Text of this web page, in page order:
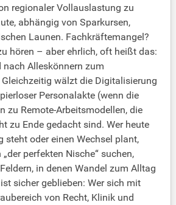
regionaler Vollauslastung zu
abhängig von Sparkursen,
Launen. Fachkräftemangel?
hören – aber ehrlich, oft heißt das:
Alleskönnern zum
wälzt die Digitalisierung
Personalakte (wenn die
zu Remote-Arbeitsmodellen, die
zu Ende gedacht sind. Wer heute
steht oder einen Wechsel plant,
perfekten Nische“ suchen,
in denen Wandel zum Alltag
sicher geblieben: Wer sich mit
von Recht, Klinik und